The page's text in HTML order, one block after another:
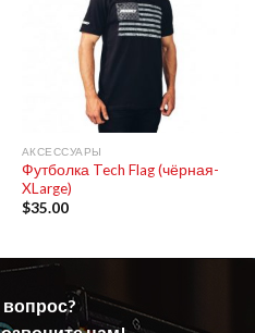
АКСЕССУАРЫ
Футболка Tech Flag (чёрная-
XLarge)
$35.00
вопрос?